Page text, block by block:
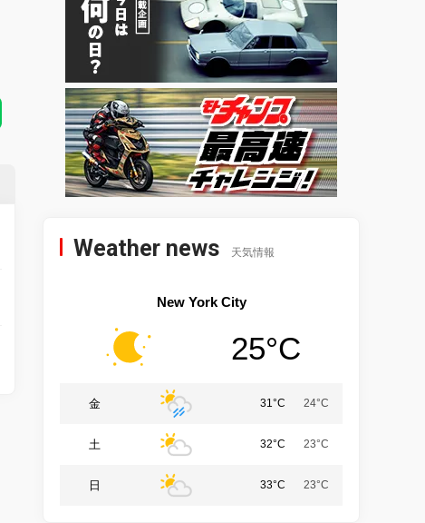
Weather news 天気情報
New York City
25°C
金 31°C 24°C
土 32°C 23°C
日 33°C 23°C